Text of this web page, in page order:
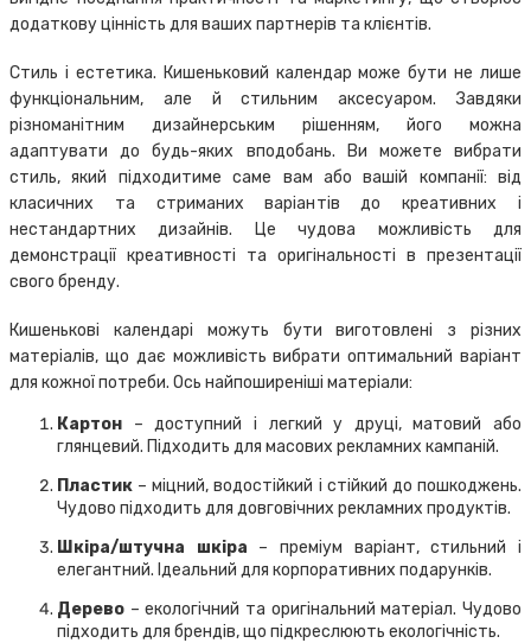
додаткову цінність для ваших партнерів та клієнтів.
Стиль і естетика. Кишеньковий календар може бути не лише
функціональним, але й стильним аксесуаром. Завдяки
різноманітним дизайнерським рішенням, його можна
адаптувати до будь-яких вподобань. Ви можете вибрати
стиль, який підходитиме саме вам або вашій компанії: від
класичних та стриманих варіантів до креативних і
нестандартних дизайнів. Це чудова можливість для
демонстрації креативності та оригінальності в презентації
свого бренду.
Кишенькові календарі можуть бути виготовлені з різних
матеріалів, що дає можливість вибрати оптимальний варіант
для кожної потреби. Ось найпоширеніші матеріали:
Картон – доступний і легкий у друці, матовий або
глянцевий. Підходить для масових рекламних кампаній.
Пластик – міцний, водостійкий і стійкий до пошкоджень.
Чудово підходить для довговічних рекламних продуктів.
Шкіра/штучна шкіра – преміум варіант, стильний і
елегантний. Ідеальний для корпоративних подарунків.
Дерево – екологічний та оригінальний матеріал. Чудово
підходить для брендів, що підкреслюють екологічність.